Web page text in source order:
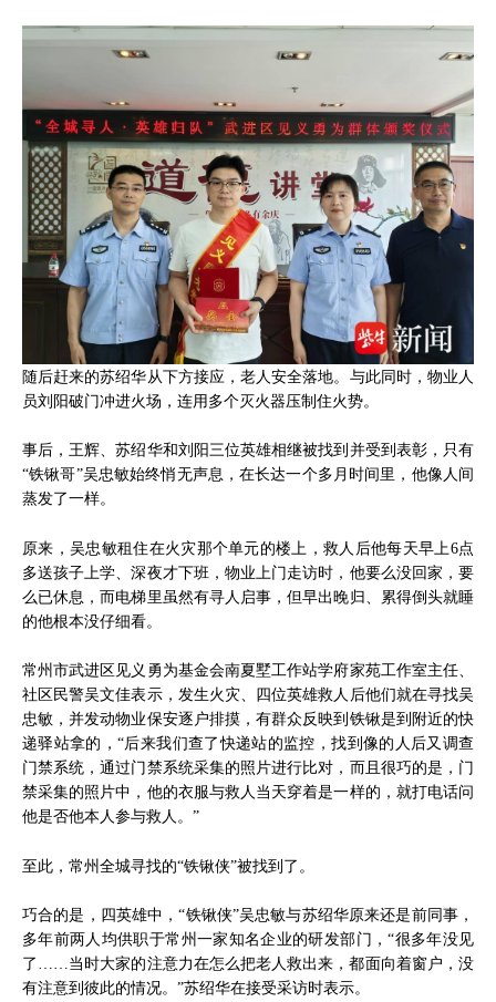
随后赶来的苏绍华从下方接应，老人安全落地。与此同时，物业人
员刘阳破门冲进火场，连用多个灭火器压制住火势。
事后，王辉、苏绍华和刘阳三位英雄相继被找到并受到表彰，只有
“铁锹哥”吴忠敏始终悄无声息，在长达一个多月时间里，他像人间
蒸发了一样。
原来，吴忠敏租住在火灾那个单元的楼上，救人后他每天早上6点
多送孩子上学、深夜才下班，物业上门走访时，他要么没回家，要
么已休息，而电梯里虽然有寻人启事，但早出晚归、累得倒头就睡
的他根本没仔细看。
常州市武进区见义勇为基金会南夏墅工作站学府家苑工作室主任、
社区民警吴文佳表示，发生火灾、四位英雄救人后他们就在寻找吴
忠敏，并发动物业保安逐户排摸，有群众反映到铁锹是到附近的快
递驿站拿的，“后来我们查了快递站的监控，找到像的人后又调查
门禁系统，通过门禁系统采集的照片进行比对，而且很巧的是，门
禁采集的照片中，他的衣服与救人当天穿着是一样的，就打电话问
他是否他本人参与救人。”
至此，常州全城寻找的“铁锹侠”被找到了。
巧合的是，四英雄中，“铁锹侠”吴忠敏与苏绍华原来还是前同事，
多年前两人均供职于常州一家知名企业的研发部门，“很多年没见
了……当时大家的注意力在怎么把老人救出来，都面向着窗户，没
有注意到彼此的情况。”苏绍华在接受采访时表示。